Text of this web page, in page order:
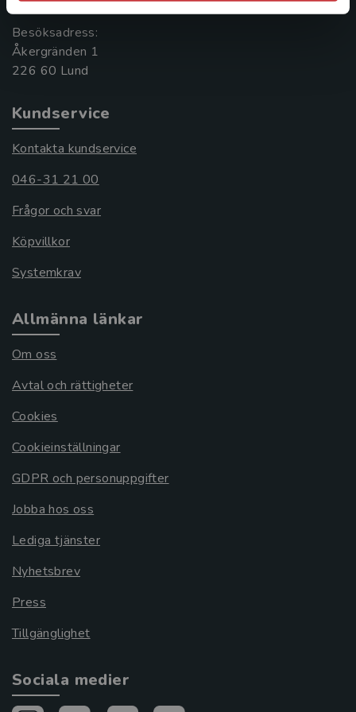
Besöksadress:
Åkergränden 1
Kundservice
Kontakta kundservice
046-31 21 00
Frågor och svar
Köpvillkor
Systemkrav
Allmänna länkar
Om oss
Avtal och rättigheter
Cookies
Cookieinställningar
GDPR och personuppgifter
Jobba hos oss
Lediga tjänster
Nyhetsbrev
Press
Tillgänglighet
Sociala medier